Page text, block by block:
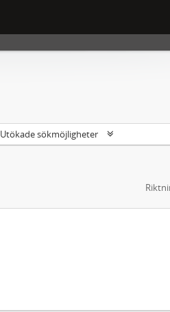
Utökade sökmöjligheter